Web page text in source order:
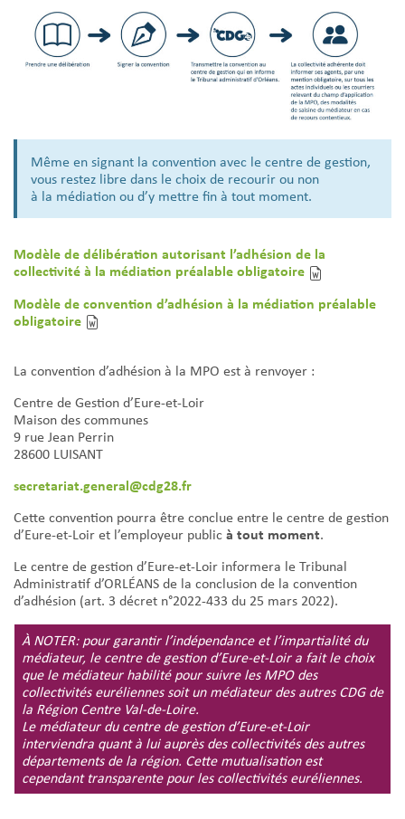
Même en signant la convention avec le centre de gestion,
vous restez libre dans le choix de recourir ou non
à la médiation ou d’y mettre fin à tout moment.
Modèle de délibération autorisant l’adhésion de la
collectivité à la médiation préalable obligatoire
Modèle de convention d’adhésion à la médiation préalable
obligatoire
La convention d’adhésion à la MPO est à renvoyer :
Centre de Gestion d’Eure-et-Loir
Maison des communes
9 rue Jean Perrin
28600 LUISANT
secretariat.general@cdg28.fr
Cette convention pourra être conclue entre le centre de gestion
d’Eure-et-Loir et l’employeur publicà tout moment.
Le centre de gestion d’Eure-et-Loir informera le Tribunal
Administratif d’ORLÉANS de la conclusion de la convention
d’adhésion (art. 3 décret n°2022-433 du 25 mars 2022).
À NOTER: pour garantir l’indépendance et l’impartialité du
médiateur, le centre de gestion d’Eure-et-Loir a fait le choix
que le médiateur habilité pour suivre les MPO des
collectivités euréliennes soit un médiateur des autres CDG de
la Région Centre Val-de-Loire.
Le médiateur du centre de gestion d’Eure-et-Loir
interviendra quant à lui auprès des collectivités des autres
départements de la région. Cette mutualisation est
cependant transparente pour les collectivités euréliennes.